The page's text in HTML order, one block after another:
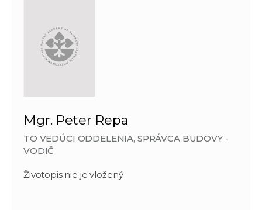
Mgr. Peter Repa
TO VEDÚCI ODDELENIA, SPRÁVCA BUDOVY -
VODIČ
Životopis nie je vložený.